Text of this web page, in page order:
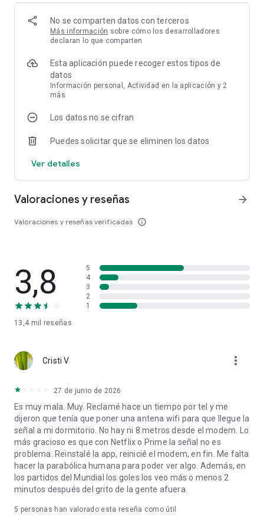
- Grabar tus programas favoritos, y verlos en cualquiera de
tus dispositivos.
- Buscar todos tus programas, series y películas favoritas en
la "Guía", "Series", "Películas" y "Últimas 24 hs" con un
Si aún no tenés cuenta, entrá a Sucursal Virtual para crearla:
https://telecentro.com.ar/sucursal-virtual
Términos y condiciones: https://telecentro.com.ar/terminos
Política de privacidad: https://telecentro.com.ar/politica-
privacidad
No se comparten datos con terceros
Más información sobre cómo los desarrolladores
declaran lo que comparten
Esta aplicación puede recoger estos tipos de
datos
Información personal, Actividad en la aplicación y 2
más
Los datos no se cifran
Puedes solicitar que se eliminen los datos
Ver detalles
Valoraciones y reseñas
Valoraciones y reseñas verificadas info_outline
arrow_forward
3,8
13,4 mil reseñas
5
4
3
2
1
Cristi V more_vert
27 de junio de 2026
Es muy mala. Muy. Reclamé hace un tiempo por tel y me
dijeron que tenía que poner una antena wifi para que llegue la
señal a mi dormitorio. No hay ni 8 metros desde el modem. Lo
más gracioso es que con Netflix o Prime la señal no es
problema. Reinstalé la app, reinicié el modem, en fin. Me falta
hacer la parabólica humana para poder ver algo. Además, en
los partidos del Mundial los goles los veo más o menos 2
minutos después del grito de la gente afuera.
5 personas han valorado esta reseña como útil